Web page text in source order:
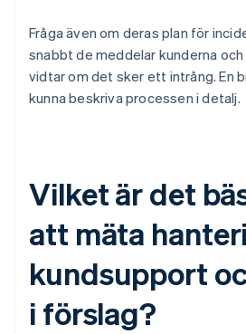
Fråga även om deras plan för
snabbt de meddelar kunderna
vidtar om det sker ett intrång. En
kunna beskriva processen i detalj.
Vilket är det
att mäta
kundsupport
i förslag?